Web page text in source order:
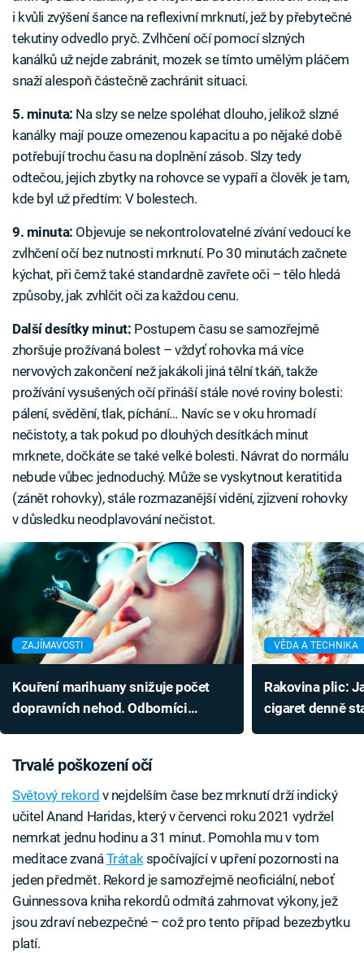
i kvůli zvýšení šance na reflexivní mrknutí, jež by přebytečné
tekutiny odvedlo pryč. Zvlhčení očí pomocí slzných
kanálků už nejde zabránit, mozek se tímto umělým pláčem
snaží alespoň částečně zachránit situaci.
5. minuta: Na slzy se nelze spoléhat dlouho, jelikož slzné
kanálky mají pouze omezenou kapacitu a po nějaké době
potřebují trochu času na doplnění zásob. Slzy tedy
odtečou, jejich zbytky na rohovce se vypaří a člověk je tam,
kde byl už předtím: V bolestech.
9. minuta: Objevuje se nekontrolovatelné zívání vedoucí ke
zvlhčení očí bez nutnosti mrknutí. Po 30 minutách začnete
kýchat, při čemž také standardně zavřete oči – tělo hledá
způsoby, jak zvhlčit oči za každou cenu.
Další desítky minut: Postupem času se samozřejmě
zhoršuje prožívaná bolest – vždyť rohovka má více
nervových zakončení než jakákoli jiná tělní tkáň, takže
prožívání vysušených očí přináší stále nové roviny bolesti:
pálení, svědění, tlak, píchání… Navíc se v oku hromadí
nečistoty, a tak pokud po dlouhých desítkách minut
mrknete, dočkáte se také velké bolesti. Návrat do normálu
nebude vůbec jednoduchý. Může se vyskytnout keratitida
(zánět rohovky), stále rozmazanější vidění, zjizvení rohovky
v důsledku neodplavování nečistot.
ZAJÍMAVOSTI
Kouření marihuany snižuje počet
dopravních nehod. Odborníci
VĚDA A TECHNIKA
Rakovina plic:
cigaret denně
Trvalé poškození očí
Světový rekord v nejdelším čase bez mrknutí drží indický
učitel Anand Haridas, který v červenci roku 2021 vydržel
nemrkat jednu hodinu a 31 minut. Pomohla mu v tom
meditace zvanáTrátakspočívající v upření pozornosti na
jeden předmět. Rekord je samozřejmě neoficiální, neboť
Guinnessova kniha rekordů odmítá zahrnovat výkony, jež
jsou zdraví nebezpečné – což pro tento případ bezezbytku
platí.